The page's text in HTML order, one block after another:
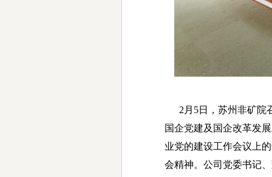
2月5日，苏州非矿院
国企党建及国企改革发
业党的建设工作会议上
会精神。公司党委书记